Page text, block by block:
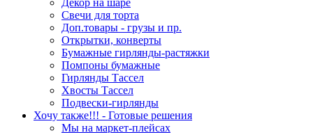
Свечи для торта
Доп.товары - грузы и пр.
Открытки, конверты
Бумажные гирлянды-растяжки
Помпоны бумажные
Гирлянды Тассел
Хвосты Тассел
Подвески-гирлянды
Хочу также!!! - Готовые решения
Мы на маркет-плейсах